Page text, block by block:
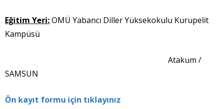
Eğitim Yeri:OMÜ Yabancı Diller Yüksekokulu Kurupelit
Kampüsü
Atakum /
SAMSUN
Ön kayıt formu için tıklayınız